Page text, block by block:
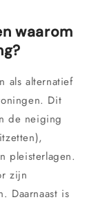
waarom
als alternatief
Dit
de neiging
pleisterlagen.
zijn
Daarnaast is